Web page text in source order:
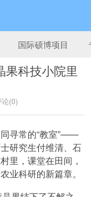
国际硕博项目
果科技小院里
论(0)
寻常的“教室”——
研究生付维清、石
里，课堂在田间，
业科研的新篇章。